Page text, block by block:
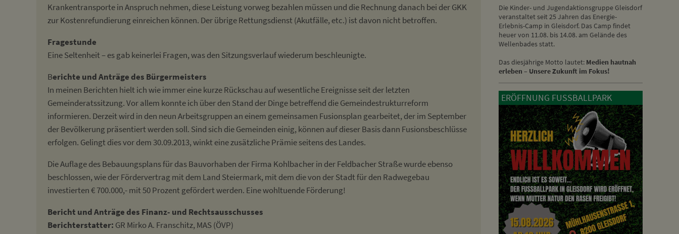
Krankentransporte in Anspruch nehmen, diese Leistung vorweg bezahlen müssen und die Rechnung danach bei der GKK
zur Kostenrefundierung einreichen können. Der übrige Rettungsdienst (Akutfälle, etc.) ist davon nicht betroffen.
Fragestunde
Eine Seltenheit – es gab keinerlei Fragen, was den Sitzungsverlauf wiederum beschleunigte.
Berichte und Anträge des Bürgermeisters
In meinen Berichten hielt ich wie immer eine kurze Rückschau auf wesentliche Ereignisse seit der letzten
Gemeinderatssitzung. Vor allem konnte ich über den Stand der Dinge betreffend die Gemeindestrukturreform
informieren. Derzeit wird in den neun Arbeitsgruppen an einem gemeinsamen Fusionsplan gearbeitet, der im September
der Bevölkerung präsentiert werden soll. Sind sich die Gemeinden einig, können auf dieser Basis dann Fusionsbeschlüsse
erfolgen. Gelingt dies vor dem 30.09.2013, winkt eine zusätzliche Prämie seitens des Landes.
Die Auflage des Bebauungsplans für das Bauvorhaben der Firma Kohlbacher in der Feldbacher Straße wurde ebenso
beschlossen, wie der Fördervertrag mit dem Land Steiermark, mit dem die von der Stadt für den Radwegebau
investierten € 700.000,- mit 50 Prozent gefördert werden. Eine wohltuende Förderung!
Bericht und Anträge des Finanz- und Rechtsausschusses
Berichterstatter: GR Mirko A. Franschitz, MAS (ÖVP)
Die Kinder- und Jugendaktionsgruppe Gleisdorf
veranstaltet seit 25 Jahren das Energie-
Erlebnis-Camp in Gleisdorf. Das Camp findet
heuer von 11.08. bis 14.08. am Gelände des
Wellenbades statt.
Das diesjährige Motto lautet: Medien hautnah
erleben – Unsere Zukunft im Fokus!
ERÖFFNUNG FUSSBALLPARK